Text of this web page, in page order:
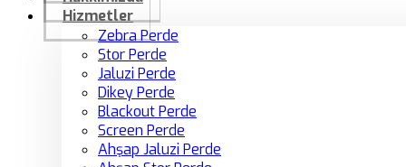
Hizmetler
Zebra Perde
Stor Perde
Jaluzi Perde
Dikey Perde
Blackout Perde
Screen Perde
Ahşap Jaluzi Perde